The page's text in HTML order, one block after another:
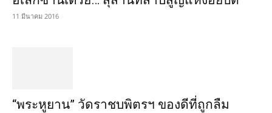
11 มีนาคม 2016
“พระหูยาน” วัดราชบพิตรฯ ของดีที่ถูกลืม